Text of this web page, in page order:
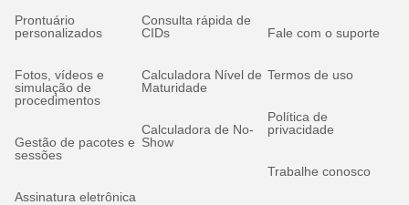
Prontuário
personalizados
Fotos, vídeos e
simulação de
procedimentos
Gestão de pacotes e
sessões
Assinatura eletrônica
Consulta rápida de
CIDs
Calculadora Nível de
Maturidade
Calculadora de No-
Show
Fale com o suporte
Termos de uso
Política de
privacidade
Trabalhe conosco